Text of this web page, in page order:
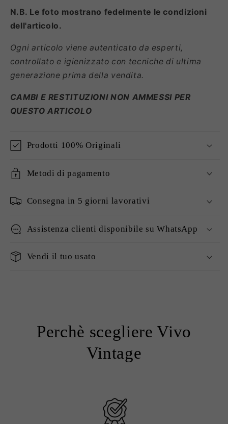
N.B. Le foto mostrano fedelmente le condizioni
dell'articolo.
Ogni articolo viene autenticato da esperti,
controllato e igienizzato con tecniche di ultima
generazione prima della vendita.
CAMBI E RESTITUZIONI NON AMMESSI PER
QUESTO ARTICOLO
Prodotti 100% Originali
Metodi di pagamento
Consegna in 5 giorni lavorativi
Assistenza clienti disponibile su WhatsApp
Vendi il tuo usato
Perchè scegliere Vivo
Vintage